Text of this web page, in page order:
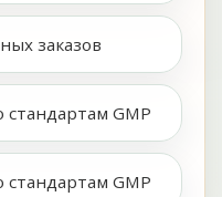
заказов
стандартам GMP
стандартам GMP